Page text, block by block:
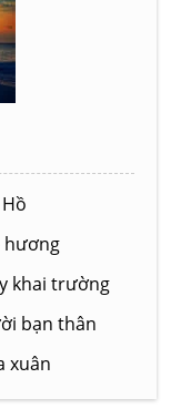
hương
khai trường
bạn thân
xuân